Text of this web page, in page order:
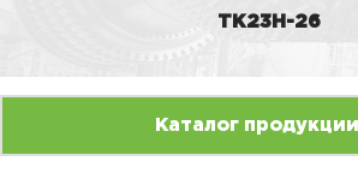
ТК23Н-26
Каталог продукции